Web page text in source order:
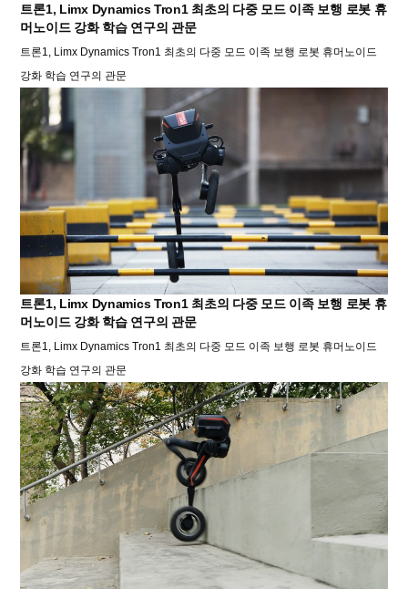
트론1, Limx Dynamics Tron1 최초의 다중 모드 이족 보행 로봇 휴
머노이드 강화 학습 연구의 관문
트론1, Limx Dynamics Tron1 최초의 다중 모드 이족 보행 로봇 휴머노이드
강화 학습 연구의 관문
트론1, Limx Dynamics Tron1 최초의 다중 모드 이족 보행 로봇 휴
머노이드 강화 학습 연구의 관문
트론1, Limx Dynamics Tron1 최초의 다중 모드 이족 보행 로봇 휴머노이드
강화 학습 연구의 관문